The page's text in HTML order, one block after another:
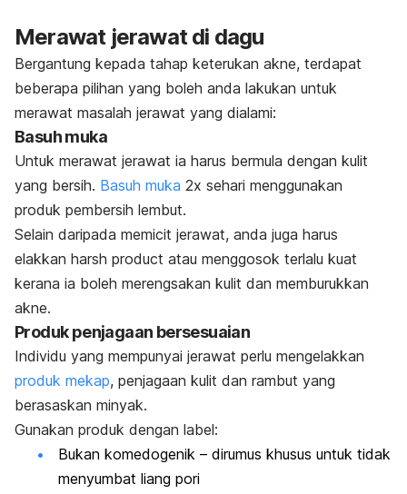
Merawat jerawat di dagu
Bergantung kepada tahap keterukan akne, terdapat
beberapa pilihan yang boleh anda lakukan untuk
merawat masalah jerawat yang dialami:
Basuh muka
Untuk merawat jerawat ia harus bermula dengan kulit
yang bersih. Basuh muka 2x sehari menggunakan
produk pembersih lembut.
Selain daripada memicit jerawat, anda juga harus
elakkan harsh product atau menggosok terlalu kuat
kerana ia boleh merengsakan kulit dan memburukkan
akne.
Produk penjagaan bersesuaian
Individu yang mempunyai jerawat perlu mengelakkan
produk mekap, penjagaan kulit dan rambut yang
berasaskan minyak.
Gunakan produk dengan label:
Bukan komedogenik – dirumus khusus untuk tidak
menyumbat liang pori